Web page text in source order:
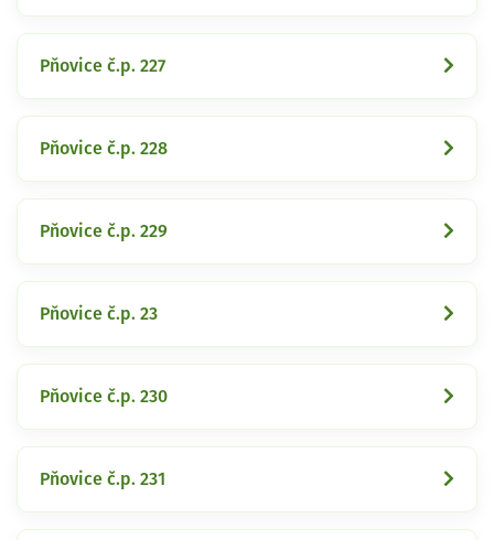
Pňovice č.p. 227
Pňovice č.p. 228
Pňovice č.p. 229
Pňovice č.p. 23
Pňovice č.p. 230
Pňovice č.p. 231